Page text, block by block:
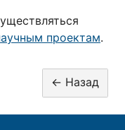
проектам.